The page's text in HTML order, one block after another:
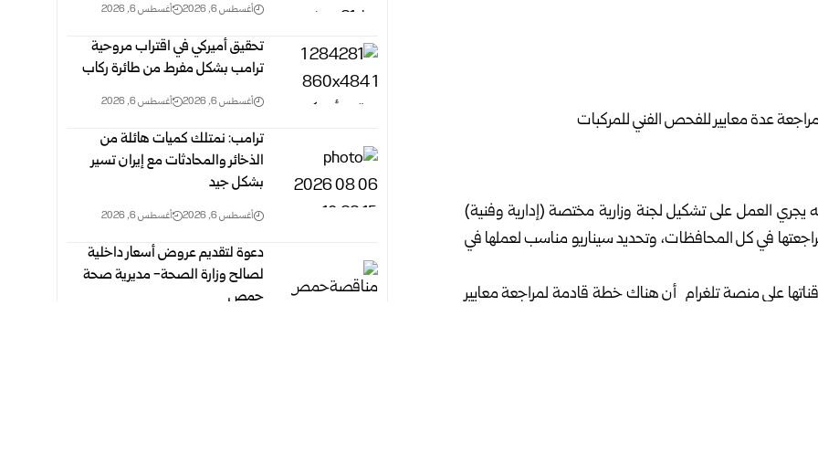
يجري العمل على تشكيل لجنة وزارية مختصة (إدارية وفنية)
في كل المحافظات، وتحديد سيناريو مناسب لعملها في
على منصة تلغرام أن هناك خطة قادمة لمراجعة معايير
أغسطس 6, 2026 أغسطس 6, 2026
تحقيق أميركي في اقتراب مروحية
ترامب بشكل مفرط من طائرة ركاب
أغسطس 6, 2026 أغسطس 6, 2026
ترامب: نمتلك كميات هائلة من
الذخائر والمحادثات مع إيران تسير
بشكل جيد
أغسطس 6, 2026 أغسطس 6, 2026
دعوة لتقديم عروض أسعار داخلية
لصالح وزارة الصحة- مديرية صحة
حمص